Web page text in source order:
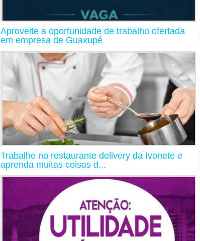
Aproveite a oportunidade de trabalho ofertada
em empresa de Guaxupé
Trabalhe no restaurante delivery da Ivonete e
aprenda muitas coisas d...